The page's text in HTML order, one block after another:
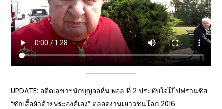
UPDATE: อดีตเลขาฯนักบุญจอห์น พอล ที่ 2 ประทับใจโป๊ปฟรานซิส
“ซักเสื้อผ้าด้วยพระองค์เอง” ตลอดงานเยาวชนโลก 2016